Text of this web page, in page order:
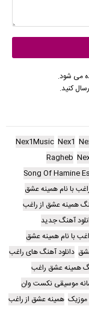
می شود.
کنید.
Nex1
Nex1Music
Ragheb
Song Of Hamine
با نام همینه عشق
همینه عشق از راغب
آهنگ جدید
با نام همینه عشق
دانلود آهنگ های راغب
همینه عشق راغب
موسیقی نکست وان
همینه عشق از راغب